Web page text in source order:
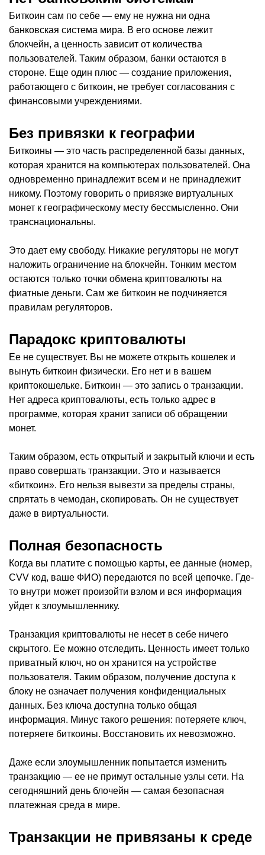
Биткоин сам по себе — ему не нужна ни одна
банковская система мира. В его основе лежит
блокчейн, а ценность зависит от количества
пользователей. Таким образом, банки остаются в
стороне. Еще один плюс — создание приложения,
работающего с биткоин, не требует согласования с
финансовыми учреждениями.
Без привязки к географии
Биткоины — это часть распределенной базы данных,
которая хранится на компьютерах пользователей. Она
одновременно принадлежит всем и не принадлежит
никому. Поэтому говорить о привязке виртуальных
монет к географическому месту бессмысленно. Они
транснациональны.
Это дает ему свободу. Никакие регуляторы не могут
наложить ограничение на блокчейн. Тонким местом
остаются только точки обмена криптовалюты на
фиатные деньги. Сам же биткоин не подчиняется
правилам регуляторов.
Парадокс криптовалюты
Ее не существует. Вы не можете открыть кошелек и
вынуть биткоин физически. Его нет и в вашем
криптокошельке. Биткоин — это запись о транзакции.
Нет адреса криптовалюты, есть только адрес в
программе, которая хранит записи об обращении
монет.
Таким образом, есть открытый и закрытый ключи и есть
право совершать транзакции. Это и называется
«биткоин». Его нельзя вывезти за пределы страны,
спрятать в чемодан, скопировать. Он не существует
даже в виртуальности.
Полная безопасность
Когда вы платите с помощью карты, ее данные (номер,
CVV код, ваше ФИО) передаются по всей цепочке. Где-
то внутри может произойти взлом и вся информация
уйдет к злоумышленнику.
Транзакция криптовалюты не несет в себе ничего
скрытого. Ее можно отследить. Ценность имеет только
приватный ключ, но он хранится на устройстве
пользователя. Таким образом, получение доступа к
блоку не означает получения конфиденциальных
данных. Без ключа доступна только общая
информация. Минус такого решения: потеряете ключ,
потеряете биткоины. Восстановить их невозможно.
Даже если злоумышленник попытается изменить
транзакцию — ее не примут остальные узлы сети. На
сегодняшний день блочейн — самая безопасная
платежная среда в мире.
Транзакции не привязаны к среде